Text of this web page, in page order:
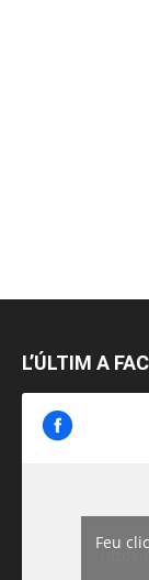
L’ÚLTIM A
Feu